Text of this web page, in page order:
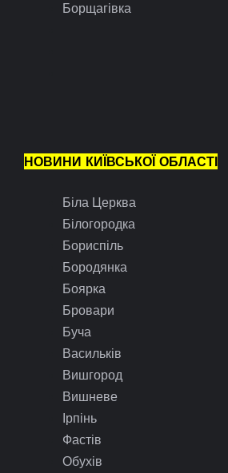
Борщагівка
НОВИНИ КИЇВСЬКОЇ ОБЛАСТІ
Біла Церква
Білогородка
Бориспіль
Бородянка
Боярка
Бровари
Буча
Васильків
Вишгород
Вишневе
Ірпінь
Фастів
Обухів